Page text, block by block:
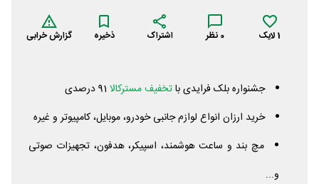
1لایک 0 نظر اشتراک ذخیره گزارش خرابی
جشنواره بلک فرایدی باتخفیف مسترکالا
خرید ارزان انواع لوازم جانبی خودرو، موبایل، کامپیوتر و غیره
مچ بند و ساعت هوشمند، اسپیکر، هدفون، تجهیزات صوتی
و...